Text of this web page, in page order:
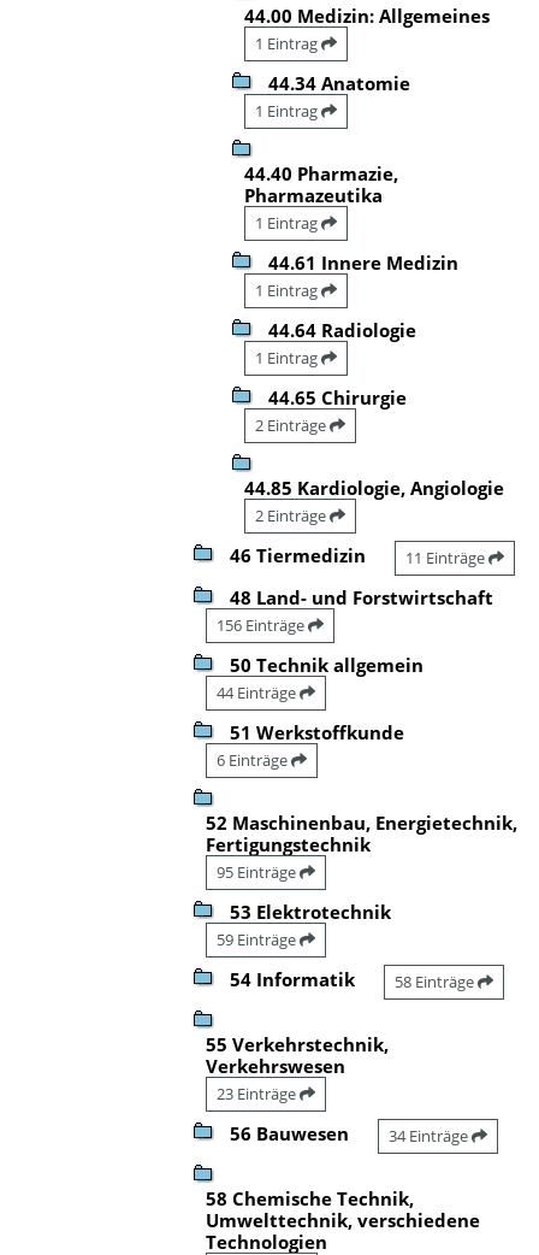
44.00 Medizin: Allgemeines
1 Eintrag
44.34 Anatomie
1 Eintrag
44.40 Pharmazie,
Pharmazeutika
1 Eintrag
44.61 Innere Medizin
1 Eintrag
44.64 Radiologie
1 Eintrag
44.65 Chirurgie
2 Einträge
44.85 Kardiologie, Angiologie
2 Einträge
46 Tiermedizin 11 Einträge
48 Land- und Forstwirtschaft
156 Einträge
50 Technik allgemein
44 Einträge
51 Werkstoffkunde
6 Einträge
52 Maschinenbau, Energietechnik,
Fertigungstechnik
95 Einträge
53 Elektrotechnik
59 Einträge
54 Informatik 58 Einträge
55 Verkehrstechnik,
Verkehrswesen
23 Einträge
56 Bauwesen 34 Einträge
58 Chemische Technik,
Umwelttechnik, verschiedene
Technologien